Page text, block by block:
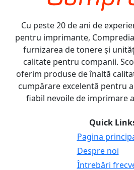
Cu peste 20 de ani de
pentru imprimante,
furnizarea de tonere și
calitate pentru companii.
oferim produse de înaltă
cumpărare excelentă pentru
fiabil nevoile de imprimare
Quick
Pagina
Despre noi
Întrebări